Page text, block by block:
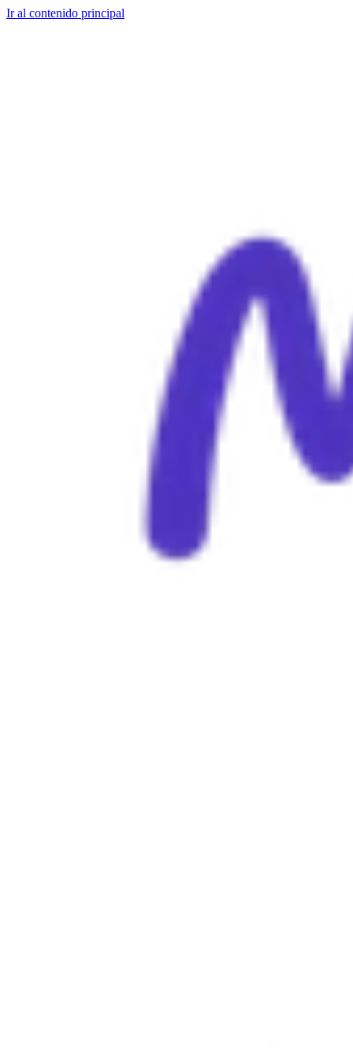
Ir al contenido principal